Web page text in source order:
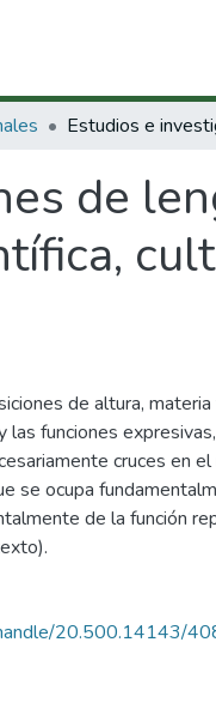
de
de altura,
las funciones
cruces en
se ocupa
de la función
20.500.14143/